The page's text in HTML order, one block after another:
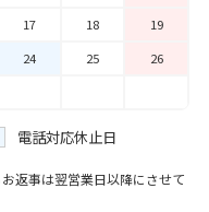
17 18
19
24 25
26
電話対応休止日
返事は翌営業日以降にさせて